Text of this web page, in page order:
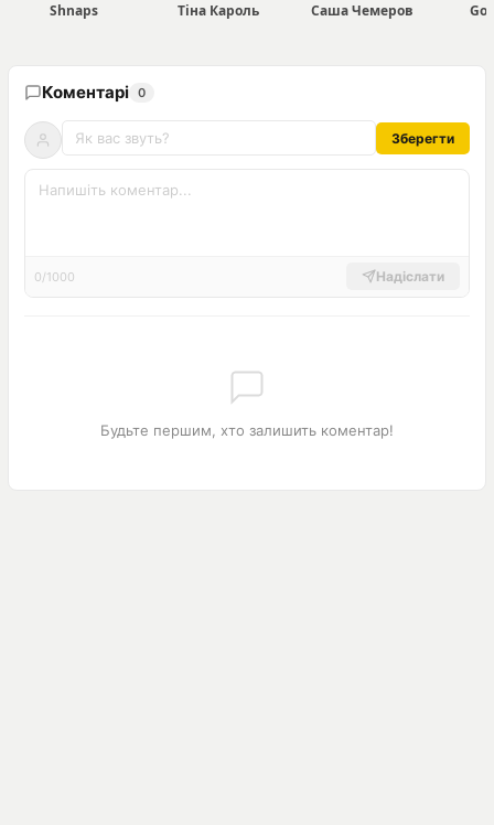
Shnaps Тіна Кароль Саша Чемеров
Коментарі 0
Зберегти
0/1000 Надіслати
Будьте першим, хто залишить коментар!